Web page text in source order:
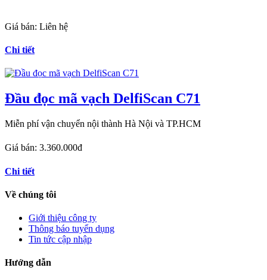
Giá bán: Liên hệ
Chi tiết
Đầu đọc mã vạch DelfiScan C71
Miễn phí vận chuyển nội thành Hà Nội và TP.HCM
Giá bán: 3.360.000đ
Chi tiết
Về chúng tôi
Giới thiệu công ty
Thông báo tuyển dụng
Tin tức cập nhập
Hướng dẫn